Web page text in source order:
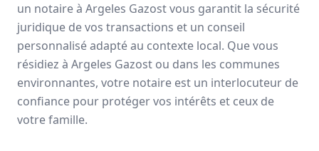
un notaire à Argeles Gazostvous garantit la sécurité
juridique de vos transactions et un conseil
personnalisé adapté au contexte local. Que vous
résidiez à Argeles Gazost ou dans les communes
environnantes, votre notaire est un interlocuteur de
confiance pour protéger vos intérêts et ceux de
votre famille.